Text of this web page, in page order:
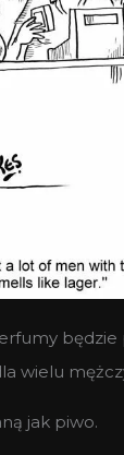
będzie
wielu
jak piwo.